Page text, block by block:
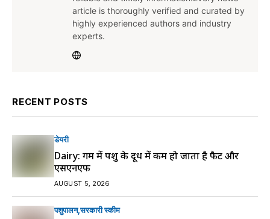
article is thoroughly verified and curated by
highly experienced authors and industry
experts.
RECENT POSTS
डेयरी
Dairy: गर्मी में पशु के दूध में कम हो जाता है फैट और
एसएनएफ
AUGUST 5, 2026
पशुपालन सरकारी स्की‍म